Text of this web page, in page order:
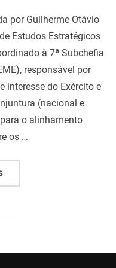
por Guilherme Otávio
Estudos Estratégicos
à 7ª Subchefia
responsável por
interesse do Exército e
(nacional e
o alinhamento
os …